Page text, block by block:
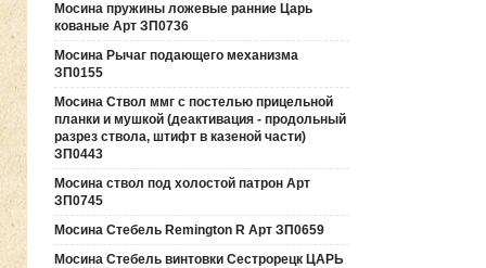
Мосина пружины ложевые ранние Царь
кованые Арт ЗП0736
Мосина Рычаг подающего механизма
ЗП0155
Мосина Ствол ммг с постелью прицельной
планки и мушкой (деактивация - продольный
разрез ствола, штифт в казеной части)
ЗП0443
Мосина ствол под холостой патрон Арт
ЗП0745
Мосина Стебель Remington R Арт ЗП0659
Мосина Стебель винтовки Сестрорецк ЦАРЬ